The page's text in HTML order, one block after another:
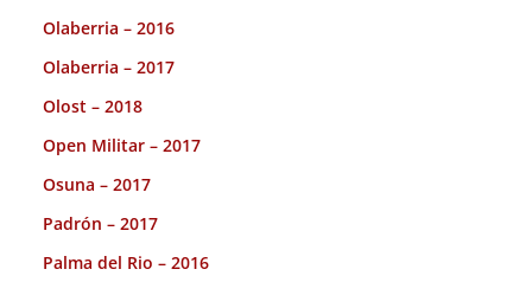
Olaberria – 2016
Olaberria – 2017
Olost – 2018
Open Militar – 2017
Osuna – 2017
Padrón – 2017
Palma del Rio – 2016